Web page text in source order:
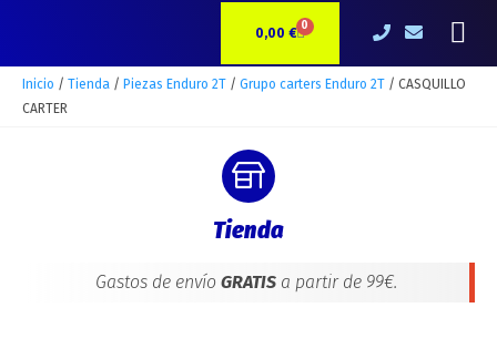
0,00 € 0CARRITO
Inicio / Tienda / Piezas Enduro 2T / Grupo carters Enduro 2T / CASQUILLO
CARTER
Tienda
Gastos de envío GRATISa partir de 99€.